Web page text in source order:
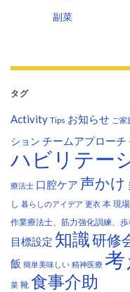
副菜
タグ
Activity Tips お知らせ ご家
ション チームアプローチ
ハビリテー
療法士 口腔ケア 声かけ
し 暮らしのアイデア 更衣 本 現
作業療法士、筋力強化訓練、
目標設定 知識研修
飯 簡単美味しい 精神医療
菜 靴 食事介助